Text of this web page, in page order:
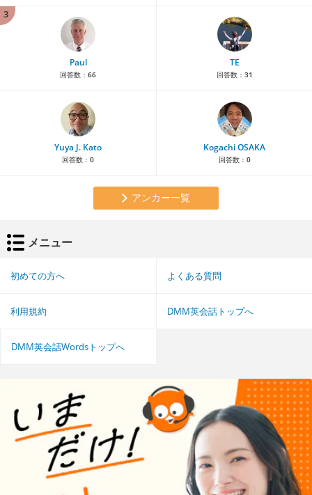
3
Paul
回答数： 66
TE
回答数： 31
Yuya J. Kato
回答数： 0
Kogachi OSAKA
回答数： 0
アンカー一覧
メニュー
初めての方へ よくある質問
利用規約 DMM英会話トップへ
DMM英会話Wordsトップへ